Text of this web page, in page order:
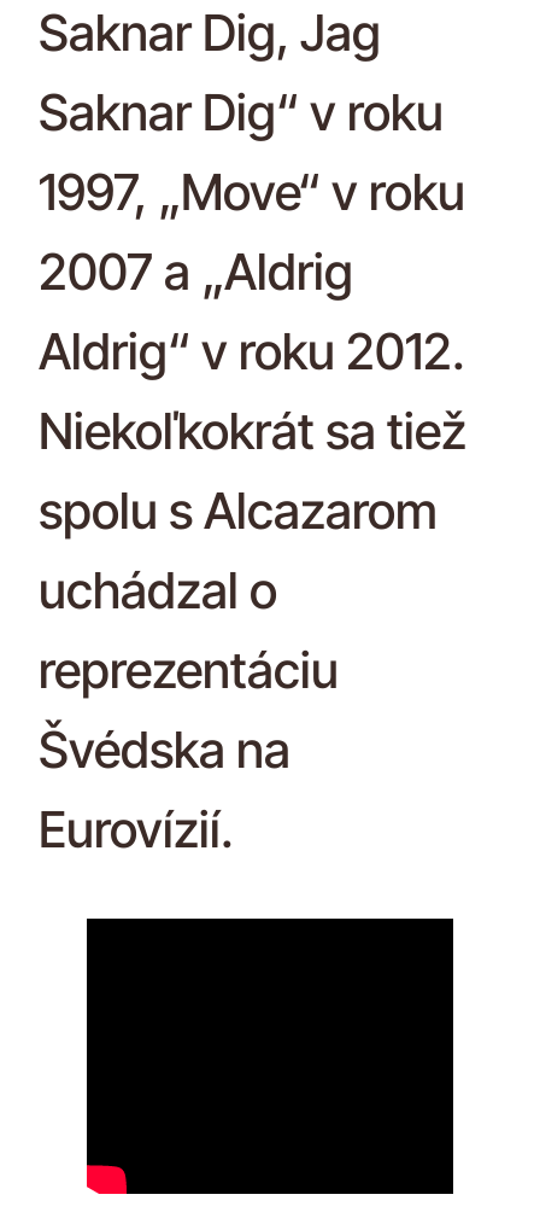
Saknar Dig, Jag
Saknar Dig“ v roku
1997, „Move“ v roku
2007 a „Aldrig
Aldrig“ v roku 2012.
Niekoľkokrát sa tiež
spolu s Alcazarom
uchádzal o
reprezentáciu
Švédska na
Eurovízií.